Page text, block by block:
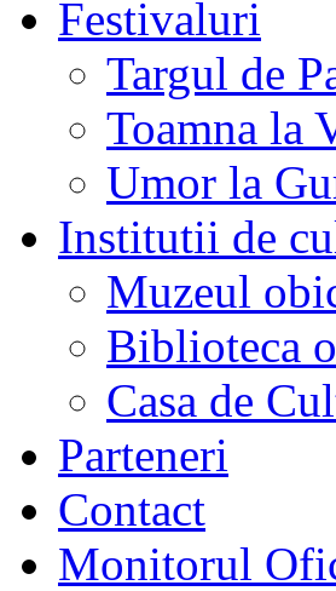
Festivaluri
Targul de
Toamna la
Umor la
Institutii de
Muzeul
Biblioteca
Casa de
Parteneri
Contact
Monitorul